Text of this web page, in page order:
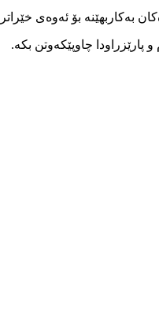
بەکاربهێنە بۆ ئەوەی
چاوپێکەوتن بکە.